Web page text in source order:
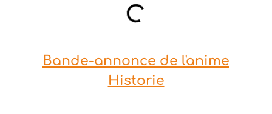
Bande-annonce de l'anime
Historie